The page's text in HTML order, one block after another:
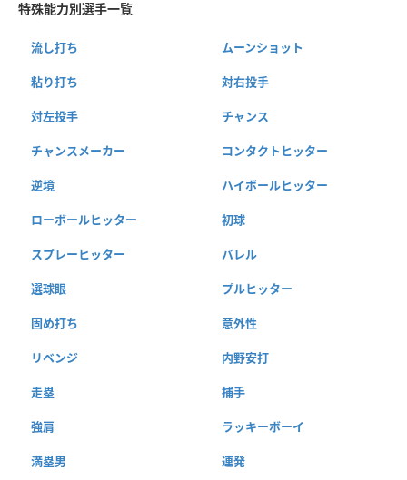
特殊能力別選手一覧
流し打ち ムーンショット
粘り打ち 対右投手
対左投手 チャンス
チャンスメーカー コンタクトヒッター
逆境 ハイボールヒッター
ローボールヒッター 初球
スプレーヒッター バレル
選球眼 プルヒッター
固め打ち 意外性
リベンジ 内野安打
走塁 捕手
強肩 ラッキーボーイ
満塁男 連発